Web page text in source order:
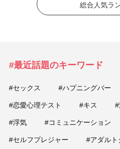
総合人気ラ
#最近話題のキーワード
#セックス #ハプニングバー
#恋愛心理テスト #キス
#浮気 #コミュニケーション
#セルフプレジャー #アダルト